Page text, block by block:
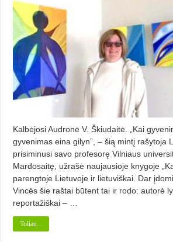
Kalbėjosi Audronė V. Škiudaitė. „Kai
gyvenimas eina gilyn”, – šią mintį rašytoja
prisiminusi savo profesorę Vilniaus
Mardosaitę, užrašė naujausioje knygoje
parengtoje Lietuvoje ir lietuviškai. Dar
Vincės šie raštai būtent tai ir rodo: autorė
reportažiškai – …
Toliau...